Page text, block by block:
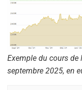
Exemple du cours de
septembre 2025, en